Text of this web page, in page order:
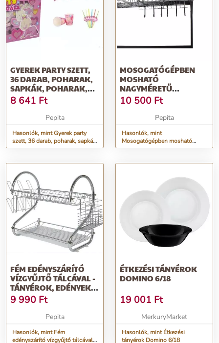
GYEREK PARTY SZETT,
36 DARAB, POHARAK,
SAPKÁK, POHARAK,
TÁNYÉROK,...
8 641 Ft
Pepita
Hasonlók, mint Gyerek party
szett, 36 darab, poharak, sapkák,
poharak, tányérok,...
MOSOGATÓGÉPBEN
MOSHATÓ
NAGYMÉRETŰ
EVŐESZKÖZ TÁNYÉROK
10 500 Ft
Pepita
Hasonlók, mint
Mosogatógépben mosható
nagyméretű evőeszköz tányérok
FÉM EDÉNYSZÁRÍTÓ
VÍZGYŰJTŐ TÁLCÁVAL -
TÁNYÉROK, EDÉNYEK,
POHARAK,...
9 990 Ft
Pepita
Hasonlók, mint Fém
edényszárító vízgyűjtő tálcával -
ÉTKEZÉSI TÁNYÉROK
DOMINO 6/18
19 001 Ft
MerkuryMarket
Hasonlók, mint Étkezési
tányérok Domino 6/18